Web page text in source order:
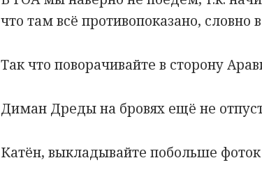
что там всё противопоказано, словно
Так что поворачивайте в сторону
Диман Дреды на бровях ещё не
Катён, выкладывайте побольше